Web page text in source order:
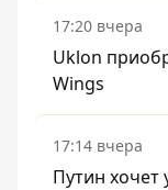
17:20 вчера
Uklon
Wings
17:14 вчера
Путин хочет